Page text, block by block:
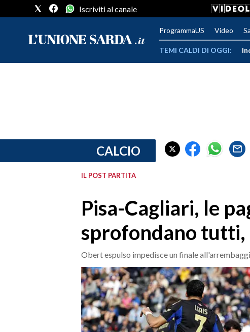
PROVINCIA DI CAGLIARI
Iscriviti al canale
ProgrammaUS Video
TEMI CALDI DI OGGI:
CALCIO
IL POST PARTITA
Pisa-Cagliari, le
sprofondano
Obert espulso impedisce un finale